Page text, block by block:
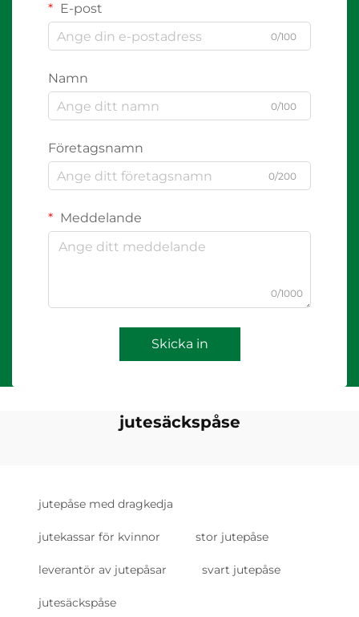
E-post
0/100
Namn
0/100
Företagsnamn
0/200
Meddelande
0/1000
Skicka in
jutesäckspåse
jutepåse med dragkedja
jutekassar för kvinnor stor jutepåse
leverantör av jutepåsar svart jutepåse
jutesäckspåse